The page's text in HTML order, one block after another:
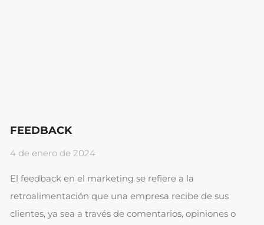
FEEDBACK
4 de enero de 2024
El feedback en el marketing se refiere a la
retroalimentación que una empresa recibe de sus
clientes, ya sea a través de comentarios, opiniones o